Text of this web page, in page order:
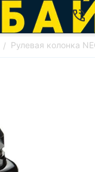
/ Рулевая колонка